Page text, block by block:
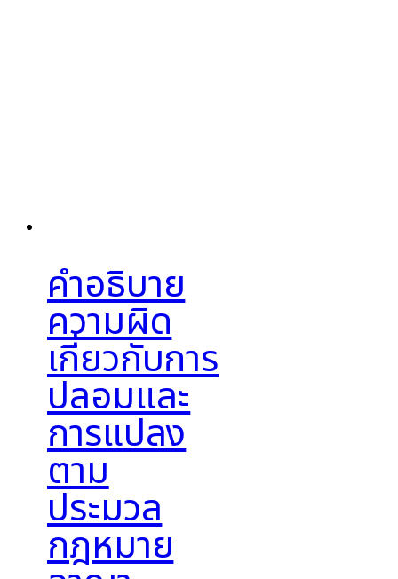
คำอธิบาย
ความผิด
เกี่ยวกับการ
ปลอมและ
การแปลง
ตาม
ประมวล
กฎหมาย